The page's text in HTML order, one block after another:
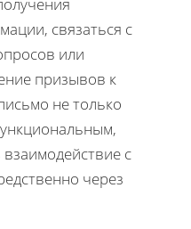
связаться с
или
призывов к
не только
с
через